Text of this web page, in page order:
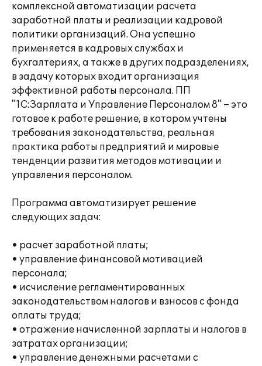
комплексной автоматизации расчета
заработной платы и реализации кадровой
политики организаций. Она успешно
применяется в кадровых службах и
бухгалтериях, а также в других подразделениях,
в задачу которых входит организация
эффективной работы персонала. ПП
"1С:Зарплата и Управление Персоналом 8" – это
готовое к работе решение, в котором учтены
требования законодательства, реальная
практика работы предприятий и мировые
тенденции развития методов мотивации и
управления персоналом.
Программа автоматизирует решение
следующих задач:
• расчет заработной платы;
• управление финансовой мотивацией
персонала;
• исчисление регламентированных
законодательством налогов и взносов с фонда
оплаты труда;
• отражение начисленной зарплаты и налогов в
затратах организации;
• управление денежными расчетами с